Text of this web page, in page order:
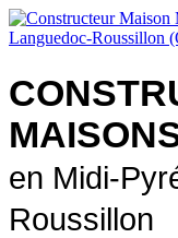
en Midi-
Roussillon